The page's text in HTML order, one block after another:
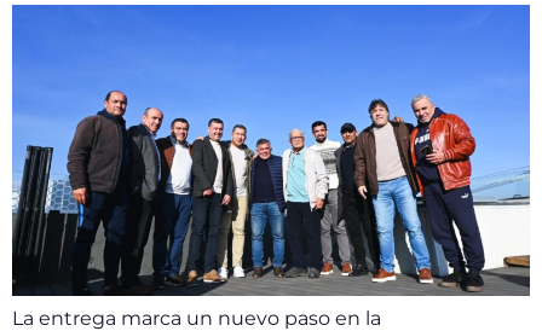
La entrega marca un nuevo paso en la